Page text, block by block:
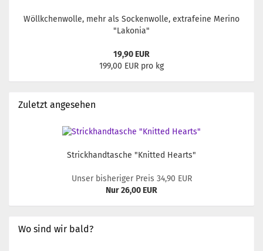
Wöllkchenwolle, mehr als Sockenwolle, extrafeine Merino
"Lakonia"
19,90 EUR
199,00 EUR pro kg
Zuletzt angesehen
Strickhandtasche "Knitted Hearts"
Unser bisheriger Preis 34,90 EUR
Nur 26,00 EUR
Wo sind wir bald?